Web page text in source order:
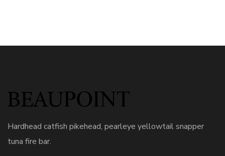
Hardhead catfish pikehead, pearleye yellowtail snapper
tuna fire bar.